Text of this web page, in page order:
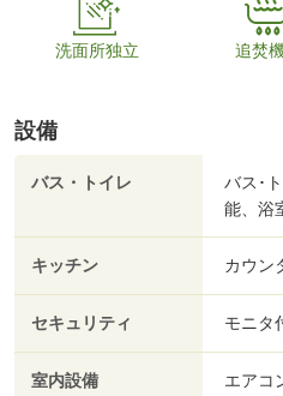
洗面所独立 追焚
設備
バス・トイレ
バス･
能、浴
キッチン カウン
セキュリティ モニタ
室内設備
エアコ